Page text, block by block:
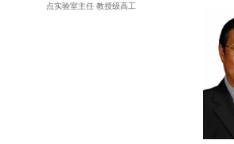
点实验室主任 教授级高工